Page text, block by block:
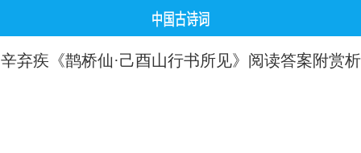
辛弃疾《鹊桥仙·己酉山行书所见》阅读答案附赏析